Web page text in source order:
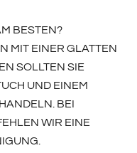
BESTEN?
EINER GLATTEN D
SOLLTEN SIE S
UND EINEM M
BEI H
WIR EINE P